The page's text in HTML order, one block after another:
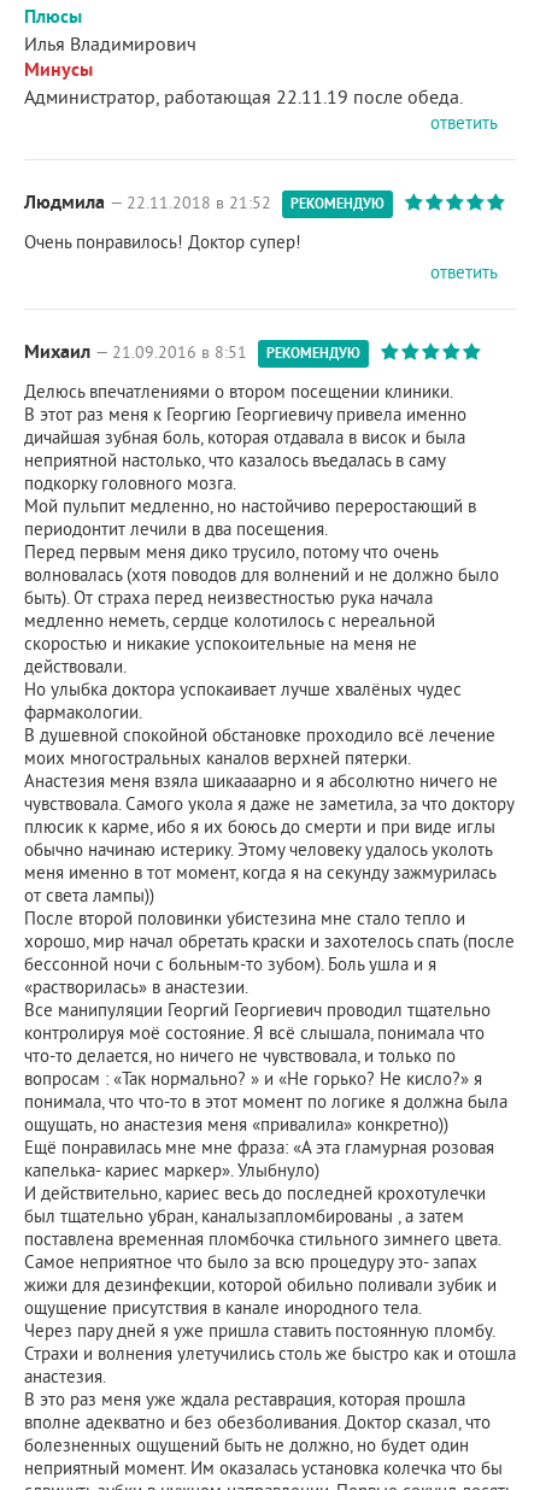
Плюсы
Илья Владимирович
Минусы
Администратор, работающая 22.11.19 после обеда.
ответить
Людмила — 22.11.2018 в 21:52 РЕКОМЕНДУЮ
Очень понравилось! Доктор супер!
ответить
Михаил — 21.09.2016 в 8:51 РЕКОМЕНДУЮ
Делюсь впечатлениями о втором посещении клиники.
В этот раз меня к Георгию Георгиевичу привела именно
дичайшая зубная боль, которая отдавала в висок и была
неприятной настолько, что казалось въедалась в саму
подкорку головного мозга.
Мой пульпит медленно, но настойчиво переростающий в
периодонтит лечили в два посещения.
Перед первым меня дико трусило, потому что очень
волновалась (хотя поводов для волнений и не должно было
быть). От страха перед неизвестностью рука начала
медленно неметь, сердце колотилось с нереальной
скоростью и никакие успокоительные на меня не
действовали.
Но улыбка доктора успокаивает лучше хвалёных чудес
фармакологии.
В душевной спокойной обстановке проходило всё лечение
моих многостральных каналов верхней пятерки.
Анастезия меня взяла шикаааарно и я абсолютно ничего не
чувствовала. Самого укола я даже не заметила, за что доктору
плюсик к карме, ибо я их боюсь до смерти и при виде иглы
обычно начинаю истерику. Этому человеку удалось уколоть
меня именно в тот момент, когда я на секунду зажмурилась
от света лампы))
После второй половинки убистезина мне стало тепло и
хорошо, мир начал обретать краски и захотелось спать (после
бессонной ночи с больным-то зубом). Боль ушла и я
«растворилась» в анастезии.
Все манипуляции Георгий Георгиевич проводил тщательно
контролируя моё состояние. Я всё слышала, понимала что
что-то делается, но ничего не чувствовала, и только по
вопросам : «Так нормально? » и «Не горько? Не кисло?» я
понимала, что что-то в этот момент по логике я должна была
ощущать, но анастезия меня «привалила» конкретно))
Ещё понравилась мне мне фраза: «А эта гламурная розовая
капелька- кариес маркер». Улыбнуло)
И действительно, кариес весь до последней крохотулечки
был тщательно убран, каналызапломбированы , а затем
поставлена временная пломбочка стильного зимнего цвета.
Самое неприятное что было за всю процедуру это- запах
жижи для дезинфекции, которой обильно поливали зубик и
ощущение присутствия в канале инородного тела.
Через пару дней я уже пришла ставить постоянную пломбу.
Страхи и волнения улетучились столь же быстро как и отошла
анастезия.
В это раз меня уже ждала реставрация, которая прошла
вполне адекватно и без обезболивания. Доктор сказал, что
болезненных ощущений быть не должно, но будет один
неприятный момент. Им оказалась установка колечка что бы